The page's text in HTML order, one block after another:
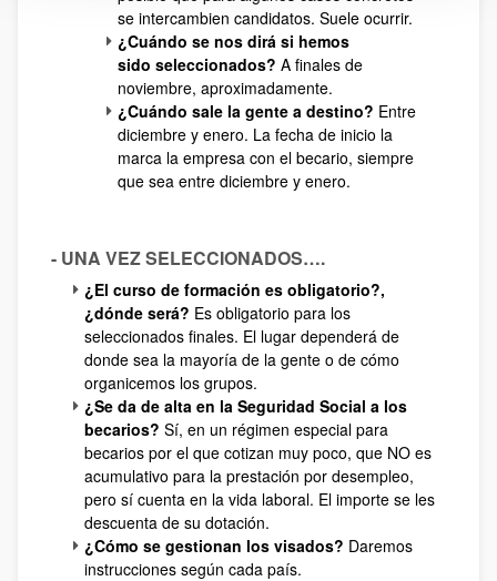
se intercambien candidatos. Suele ocurrir.
¿Cuándo se nos dirá si hemos
sido seleccionados? A finales de
noviembre, aproximadamente.
¿Cuándo sale la gente a destino? Entre
diciembre y enero. La fecha de inicio la
marca la empresa con el becario, siempre
que sea entre diciembre y enero.
- UNA VEZ SELECCIONADOS….
¿El curso de formación es obligatorio?,
¿dónde será? Es obligatorio para los
seleccionados finales. El lugar dependerá de
donde sea la mayoría de la gente o de cómo
organicemos los grupos.
¿Se da de alta en la Seguridad Social a los
becarios? Sí, en un régimen especial para
becarios por el que cotizan muy poco, que NO es
acumulativo para la prestación por desempleo,
pero sí cuenta en la vida laboral. El importe se les
descuenta de su dotación.
¿Cómo se gestionan los visados? Daremos
instrucciones según cada país.